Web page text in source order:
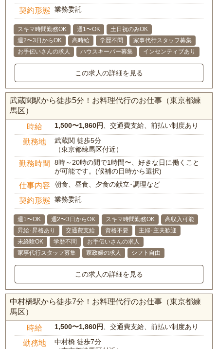
契約形態 業務委託
スキマ時間勤務OK 週1〜OK
土日祝のみOK
週2〜3日からOK
高時給 学歴不問
家事代行スタッフ募集
お手伝いさんの求人
ハウスキーパー募集 インセンティブあり
この求人の詳細を見る
武蔵関駅から徒歩5分！お料理代行のお仕事（東京都練
馬区）
時給 1,500〜1,860円 、交通費支給、前払い制度あり
勤務地
武蔵関 徒歩5分
（東京都練馬区付近）
勤務時間
8時～20時の間で1時間〜、好きな日に働くこと
が可能です。(候補の日時から選択)
仕事内容 朝食、昼食、夕食の献立･調理など
契約形態 業務委託
週1〜OK 週2〜3日からOK スキマ時間勤務OK
高収入可能
昇給･昇格あり
交通費支給 資格不要
主婦･主夫歓迎
未経験OK
学歴不問
お手伝いさんの求人
家事代行スタッフ募集
家政婦の求人 シフト自由
この求人の詳細を見る
中村橋駅から徒歩7分！お料理代行のお仕事（東京都練
馬区）
時給 1,500〜1,860円 、交通費支給、前払い制度あり
勤務地
中村橋 徒歩7分